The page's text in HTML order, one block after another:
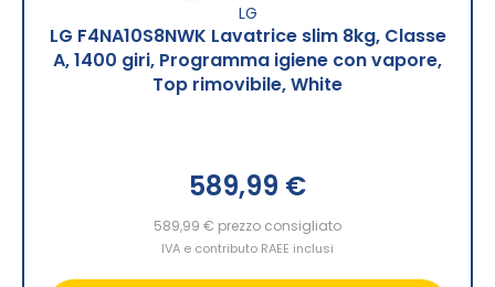
LG
LG F4NA10S8NWK Lavatrice slim 8kg, Classe
A, 1400 giri, Programma igiene con vapore,
Top rimovibile, White
589,99 €
589,99 € prezzo consigliato
IVA e contributo RAEE inclusi